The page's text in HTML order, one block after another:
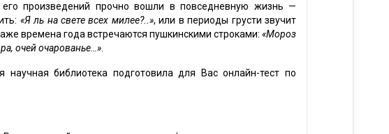
произведений прочно вошли в повседневную жизнь —
«Я ль на свете всех милее?..», или в периоды грусти звучит
времена года встречаются пушкинскими строками:«Мороз
очей очарованье…»
научная библиотека подготовила для Вас онлайн-тест по